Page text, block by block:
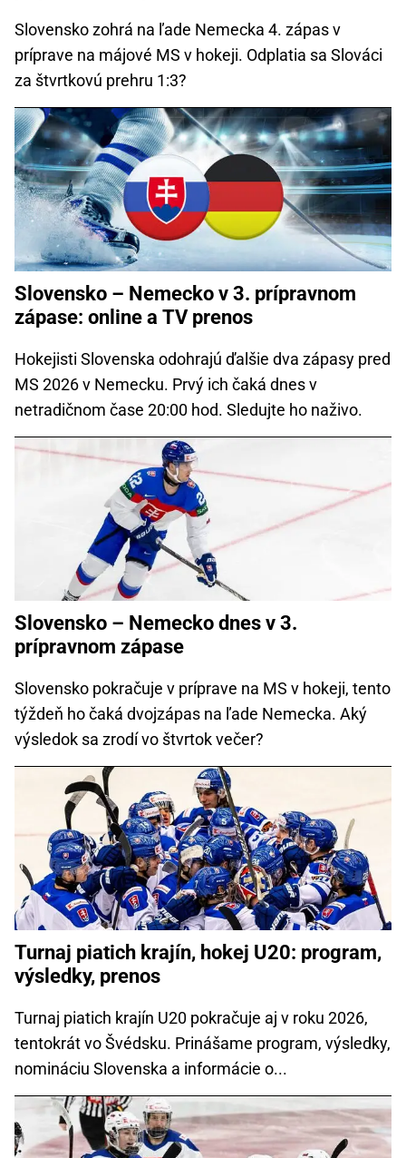
Slovensko zohrá na ľade Nemecka 4. zápas v
príprave na májové MS v hokeji. Odplatia sa Slováci
za štvrtkovú prehru 1:3?
Slovensko – Nemecko v 3. prípravnom
zápase: online a TV prenos
Hokejisti Slovenska odohrajú ďalšie dva zápasy pred
MS 2026 v Nemecku. Prvý ich čaká dnes v
netradičnom čase 20:00 hod. Sledujte ho naživo.
Slovensko – Nemecko dnes v 3.
prípravnom zápase
Slovensko pokračuje v príprave na MS v hokeji, tento
týždeň ho čaká dvojzápas na ľade Nemecka. Aký
výsledok sa zrodí vo štvrtok večer?
Turnaj piatich krajín, hokej U20: program,
výsledky, prenos
Turnaj piatich krajín U20 pokračuje aj v roku 2026,
tentokrát vo Švédsku. Prinášame program, výsledky,
nomináciu Slovenska a informácie o...